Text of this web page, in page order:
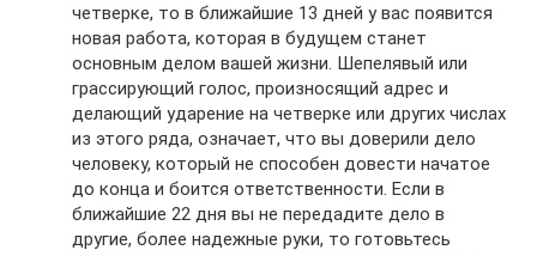
четверке, то в ближайшие 13 дней у вас появится
новая работа, которая в будущем станет
основным делом вашей жизни. Шепелявый или
грассирующий голос, произносящий адрес и
делающий ударение на четверке или других числах
из этого ряда, означает, что вы доверили дело
человеку, который не способен довести начатое
до конца и боится ответственности. Если в
ближайшие 22 дня вы не передадите дело в
другие, более надежные руки, то готовьтесь